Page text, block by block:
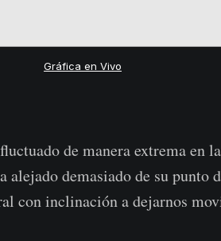
Gráfica en Vivo
de manera extrema en
alejado demasiado de su punto
con inclinación a dejarnos